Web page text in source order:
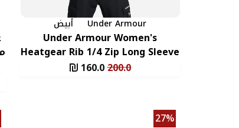
Under Armour أبيض
Under Armour Women's
Heatgear Rib 1/4 Zip Long Sleeve
Tee200.0
160.0
27%